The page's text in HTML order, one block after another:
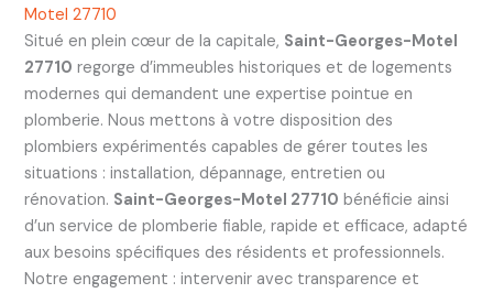
Motel 27710
Situé en plein cœur de la capitale, Saint-Georges-Motel
27710 regorge d’immeubles historiques et de logements
modernes qui demandent une expertise pointue en
plomberie. Nous mettons à votre disposition des
plombiers expérimentés capables de gérer toutes les
situations : installation, dépannage, entretien ou
rénovation. Saint-Georges-Motel 27710 bénéficie ainsi
d’un service de plomberie fiable, rapide et efficace, adapté
aux besoins spécifiques des résidents et professionnels.
Notre engagement : intervenir avec transparence et